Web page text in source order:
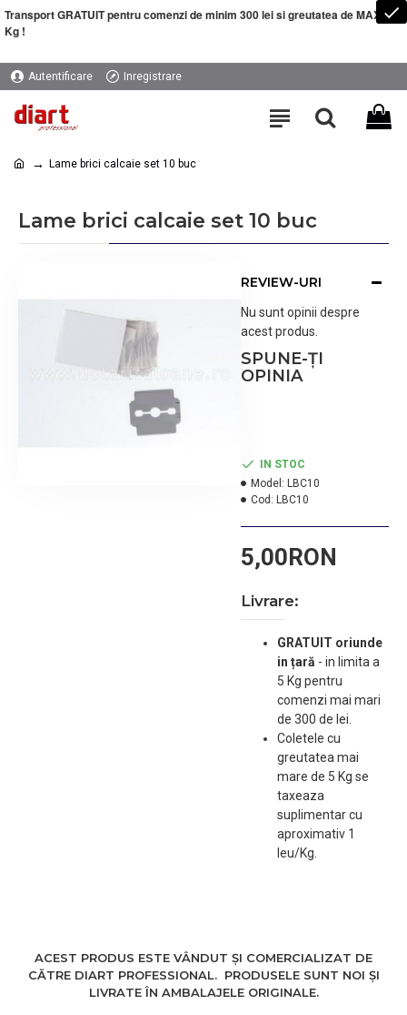
Transport GRATUIT pentru comenzi de minim 300 lei si greutatea de MAXIM 5
Kg !
Autentificare Inregistrare
Lame brici calcaie set 10 buc
Lame brici calcaie set 10 buc
REVIEW-URI
Nu sunt opinii despre
acest produs.
SPUNE-ŢI
OPINIA
5,00RON
IN STOC
Model: LBC10
Cod: LBC10
Livrare:
GRATUIT oriunde
in țară - in limita a
5 Kg pentru
comenzi mai mari
de 300 de lei.
Coletele cu
greutatea mai
mare de 5 Kg se
taxeaza
suplimentar cu
aproximativ 1
leu/Kg.
ACEST PRODUS ESTE VÂNDUT ȘI COMERCIALIZAT DE
CĂTRE DIART PROFESSIONAL. PRODUSELE SUNT NOI ȘI
LIVRATE ÎN AMBALAJELE ORIGINALE.